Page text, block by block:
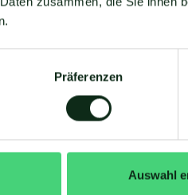
Präferenzen
Auswahl
DeBounce mit WhatsApp
Sie müssen WhatsApp über
Ihr WhatsApp Business API
ermöglichen. Längst nicht
und WhatsApp zu
Verfügung, die Sie mit
der Einrichtungsprozess der
es keine allgemein gültige